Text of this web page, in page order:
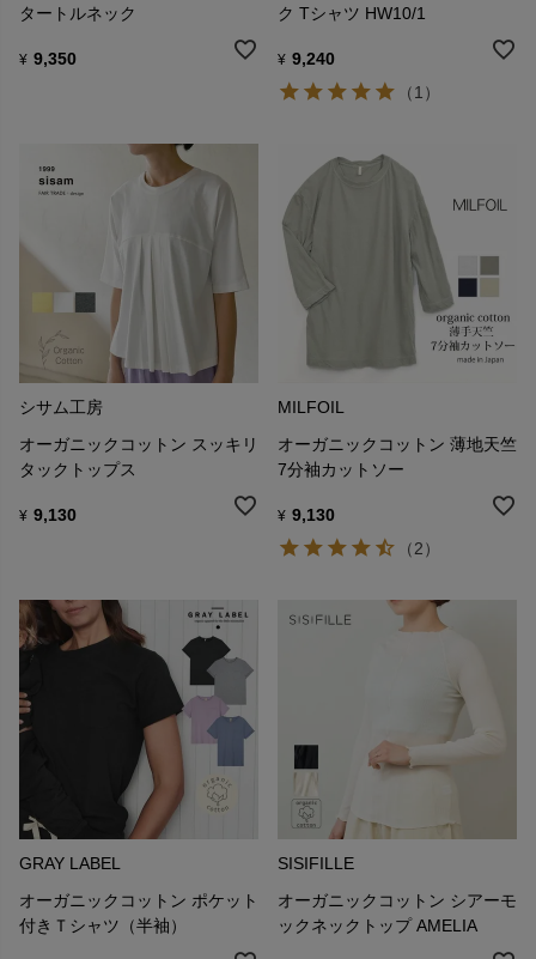
タートルネック
¥ 9,350
ク Tシャツ HW10/1
¥ 9,240
（1）
シサム工房
オーガニックコットン スッキリ
タックトップス
¥ 9,130
MILFOIL
オーガニックコットン 薄地天竺
7分袖カットソー
¥ 9,130
（2）
GRAY LABEL
オーガニックコットン ポケット
付きＴシャツ（半袖）
SISIFILLE
オーガニックコットン シアーモ
ックネックトップ AMELIA